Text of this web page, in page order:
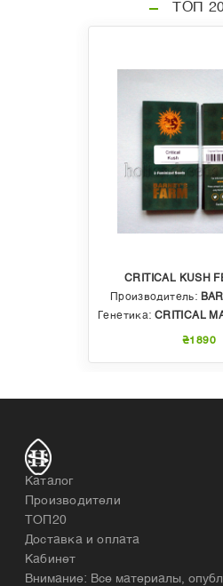
ТОП
CRITICAL KUSH
Производитель:
Генетика: CRITICAL
₴1890
Каталог
Производители
ТОП20
Доставка и оплата
Кабинет
Внимание: Все материалы,